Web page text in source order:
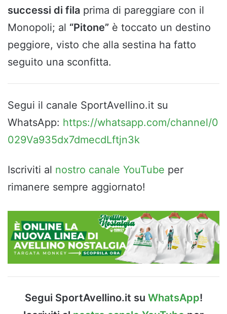
successi di fila prima di pareggiare con il
Monopoli; al “Pitone” è toccato un destino
peggiore, visto che alla sestina ha fatto
seguito una sconfitta.
Segui il canale SportAvellino.it su
WhatsApp: https://whatsapp.com/channel/0
029Va935dx7dmecdLftjn3k
Iscriviti al nostro canale YouTube per
rimanere sempre aggiornato!
Segui SportAvellino.it su WhatsApp!